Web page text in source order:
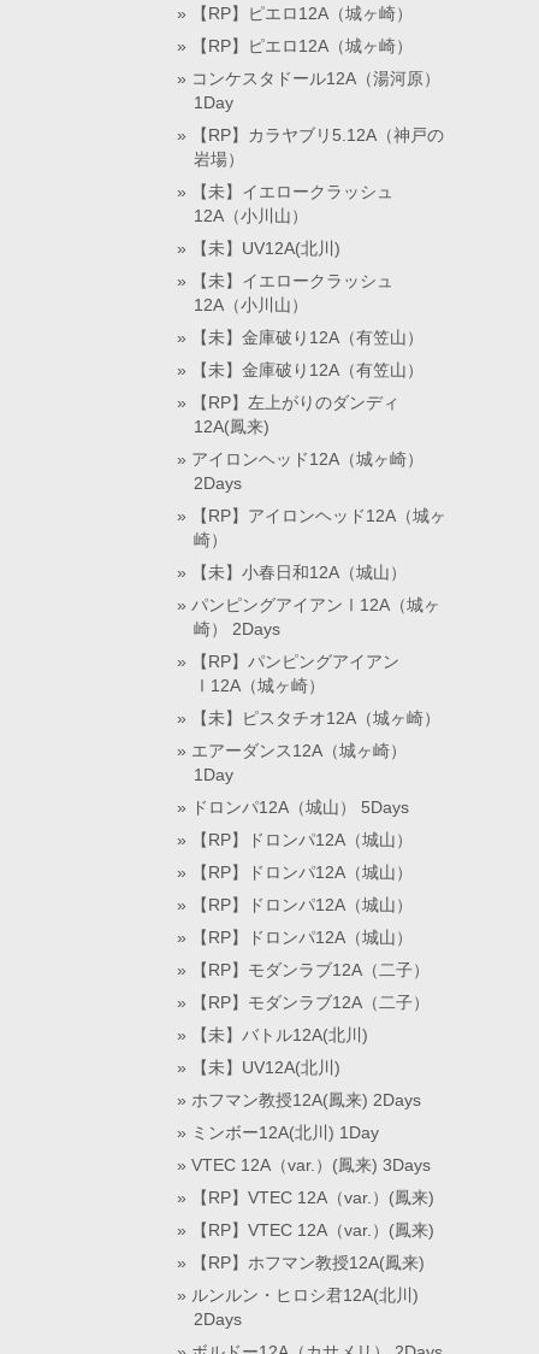
【RP】ピエロ12A（城ヶ崎）
【RP】ピエロ12A（城ヶ崎）
コンケスタドール12A（湯河原）
1Day
【RP】カラヤブリ5.12A（神戸の
岩場）
【未】イエロークラッシュ
12A（小川山）
【未】UV12A(北川)
【未】イエロークラッシュ
12A（小川山）
【未】金庫破り12A（有笠山）
【未】金庫破り12A（有笠山）
【RP】左上がりのダンディ
12A(鳳来)
アイロンヘッド12A（城ヶ崎）
2Days
【RP】アイロンヘッド12A（城ヶ
崎）
【未】小春日和12A（城山）
パンピングアイアンⅠ12A（城ヶ
崎） 2Days
【RP】パンピングアイアン
Ⅰ12A（城ヶ崎）
【未】ピスタチオ12A（城ヶ崎）
エアーダンス12A（城ヶ崎）
1Day
ドロンパ12A（城山） 5Days
【RP】ドロンパ12A（城山）
【RP】ドロンパ12A（城山）
【RP】ドロンパ12A（城山）
【RP】ドロンパ12A（城山）
【RP】モダンラブ12A（二子）
【RP】モダンラブ12A（二子）
【未】バトル12A(北川)
【未】UV12A(北川)
ホフマン教授12A(鳳来) 2Days
ミンボー12A(北川) 1Day
VTEC 12A（var.）(鳳来) 3Days
【RP】VTEC 12A（var.）(鳳来)
【RP】VTEC 12A（var.）(鳳来)
【RP】ホフマン教授12A(鳳来)
ルンルン・ヒロシ君12A(北川)
2Days